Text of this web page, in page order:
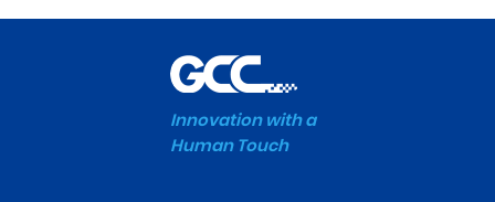
Innovation with a
Human Touch